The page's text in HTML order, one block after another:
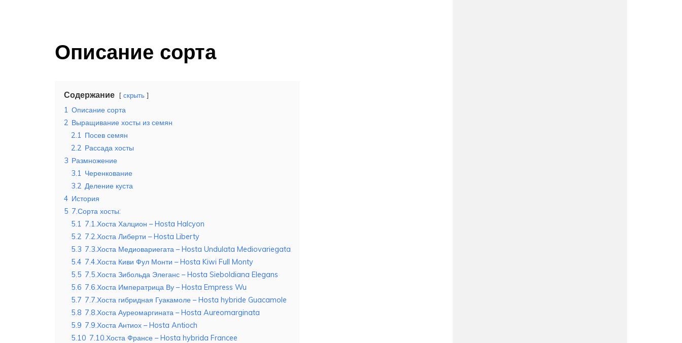
Описание сорта
Содержание скрыть
1 Описание сорта
2 Выращивание хосты из семян
2.1
Посев семян
2.2 Рассада хосты
3 Размножение
3.1
Черенкование
3.2 Деление куста
4 История
5 7.Сорта хосты:
5.1
7.1.Хоста Халцион – Hosta Halcyon
5.2 7.2.Хоста Либерти – Hosta Liberty
5.3 7.3.Хоста Медиовариегата – Hosta Undulata Mediovariegata
5.4 7.4.Хоста Киви Фул Монти – Hosta Kiwi Full Monty
5.5 7.5.Хоста Зибольда Элеганс – Hosta Sieboldiana Elegans
5.6 7.6.Хоста Императрица Ву – Hosta Empress Wu
5.7 7.7.Хоста гибридная Гуакамоле – Hosta hybride Guacamole
5.8 7.8.Хоста Ауреомаргината – Hosta Aureomarginata
5.9 7.9.Хоста Антиох – Hosta Antioch
5.10 7.10.Хоста Франсе – Hosta hybrida Francee